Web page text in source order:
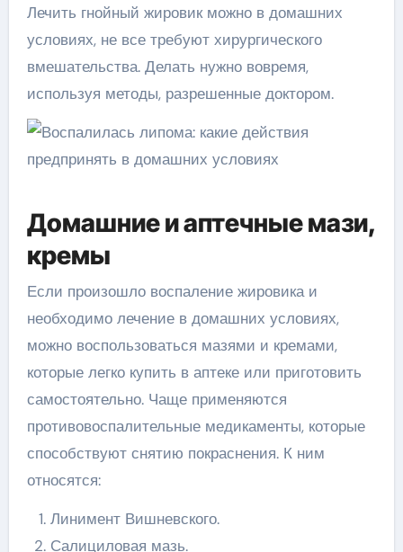
Лечить гнойный жировик можно в домашних
условиях, не все требуют хирургического
вмешательства. Делать нужно вовремя,
используя методы, разрешенные доктором.
Домашние и аптечные мази,
кремы
Если произошло воспаление жировика и
необходимо лечение в домашних условиях,
можно воспользоваться мазями и кремами,
которые легко купить в аптеке или приготовить
самостоятельно. Чаще применяются
противовоспалительные медикаменты, которые
способствуют снятию покраснения. К ним
относятся:
Линимент Вишневского.
Салициловая мазь.